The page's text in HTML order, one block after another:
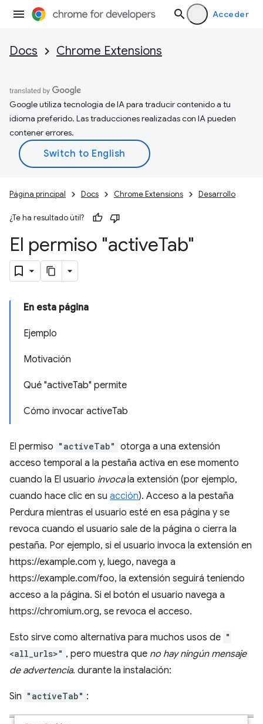
Acceder
Docs Chrome Extensions
Google utiliza tecnología de IA para traducir contenido a tu
idioma preferido. Las traducciones realizadas con IA pueden
contener errores.
Página principal Docs Chrome Extensions Desarrollo
¿Te ha resultado útil?
El permiso "activeTab"
En esta página
Ejemplo
Motivación
Qué "activeTab" permite
Cómo invocar activeTab
El permiso "activeTab" otorga a una extensión
acceso temporal a la pestaña activa en ese momento
cuando la El usuario invocala extensión (por ejemplo,
cuando hace clic en su acción). Acceso a la pestaña
Perdura mientras el usuario esté en esa página y se
revoca cuando el usuario sale de la página o cierra la
pestaña. Por ejemplo, si el usuario invoca la extensión en
https://example.com y, luego, navega a
https://example.com/foo, la extensión seguirá teniendo
acceso a la página. Si el botón el usuario navega a
https://chromium.org, se revoca el acceso.
Esto sirve como alternativa para muchos usos de "
<all_urls>" , pero muestra que no hay ningún mensaje
de advertencia. durante la instalación:
Sin "activeTab" :